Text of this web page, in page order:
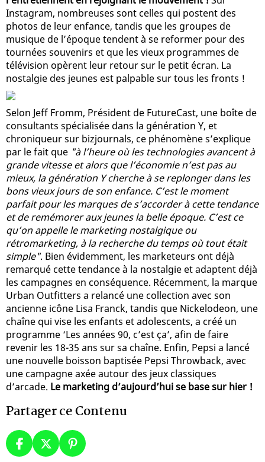
Instagram, nombreuses sont celles qui postent des
photos de leur enfance, tandis que les groupes de
musique de l’époque tendent à se reformer pour des
tournées souvenirs et que les vieux programmes de
télévision opèrent leur retour sur le petit écran. La
nostalgie des jeunes est palpable sur tous les fronts !
Selon Jeff Fromm, Président de FutureCast, une boîte de
consultants spécialisée dans la génération Y, et
chroniqueur sur bizjournals, ce phénomène s’explique
par le fait que "à l’heure où les technologies avancent à
grande vitesse et alors que l’économie n’est pas au
mieux, la génération Y cherche à se replonger dans les
bons vieux jours de son enfance. C’est le moment
parfait pour les marques de s’accorder à cette tendance
et de remémorer aux jeunes la belle époque. C’est ce
qu’on appelle le marketing nostalgique ou
rétromarketing, à la recherche du temps où tout était
simple". Bien évidemment, les marketeurs ont déjà
remarqué cette tendance à la nostalgie et adaptent déjà
les campagnes en conséquence. Récemment, la marque
Urban Outfitters a relancé une collection avec son
ancienne icône Lisa Franck, tandis que Nickelodeon, une
chaîne qui vise les enfants et adolescents, a créé un
programme ‘Les années 90, c’est ça’, afin de faire
revenir les 18-35 ans sur sa chaîne. Enfin, Pepsi a lancé
une nouvelle boisson baptisée Pepsi Throwback, avec
une campagne axée autour des jeux classiques
d’arcade. Le marketing d’aujourd’hui se base sur hier !
Partager ce Contenu